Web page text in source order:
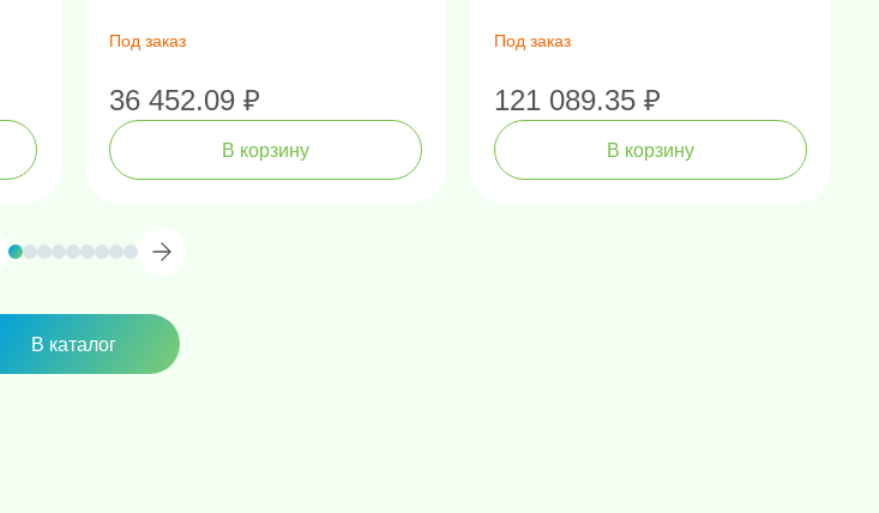
Под заказ
36 452.09 ₽
В корзину
Под заказ
121 089.35 ₽
В корзину
В каталог